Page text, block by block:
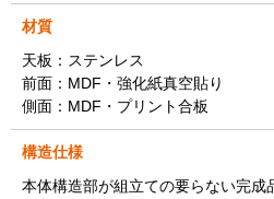
材質
天板：ステンレス
前面：MDF・強化紙真空貼り
側面：MDF・プリント合板
構造仕様
本体構造部が組立ての要らない完成